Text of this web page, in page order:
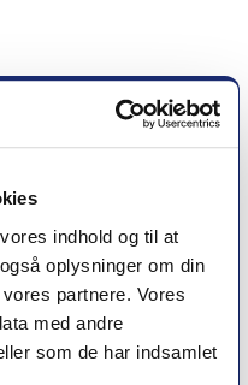
indhold og til at
oplysninger om din
partnere. Vores
med andre
som de har indsamlet